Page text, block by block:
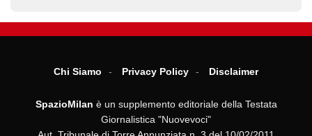
Chi Siamo Privacy Policy Disclaimer
SpazioMilan è un supplemento editoriale della Testata
Giornalistica "Nuovevoci"